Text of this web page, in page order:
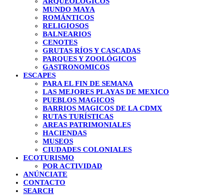
MUNDO MAYA
ROMÁNTICOS
RELIGIOSOS
BALNEARIOS
CENOTES
GRUTAS RÍOS Y CASCADAS
PARQUES Y ZOOLÓGICOS
GASTRONOMICOS
ESCAPES
PARA EL FIN DE SEMANA
LAS MEJORES PLAYAS DE MEXICO
PUEBLOS MAGICOS
BARRIOS MAGICOS DE LA CDMX
RUTAS TURÍSTICAS
AREAS PATRIMONIALES
HACIENDAS
MUSEOS
CIUDADES COLONIALES
ECOTURISMO
POR ACTIVIDAD
ANÚNCIATE
CONTACTO
SEARCH